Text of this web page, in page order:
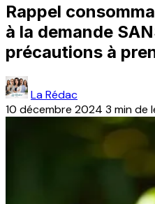
Rappel
à la demande
précautions à
La Rédac
10 décembre 2024 3 min de